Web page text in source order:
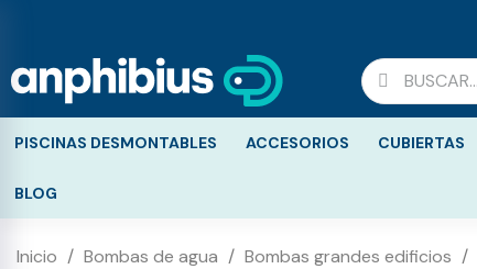
PISCINAS DESMONTABLES ACCESORIOS CUBIERTAS
BLOG
Inicio Bombas de agua Bombas grandes edificios